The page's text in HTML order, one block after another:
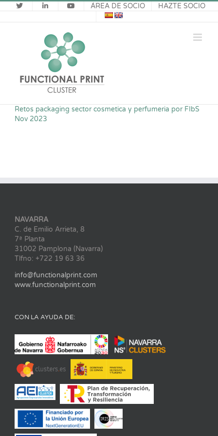
Saltar
al
contenido
ÁREA DE SOCIO HAZTE SOCIO
Retos packaging sector cosmetica y perfumeria por FIbS
Nov 2023
NAVARRA
C. de Emilio Arrieta, 8
7ª Planta
31002 Pamplona (Navarra)
Tlfno: +722 19 63 36
info@functionalprint.com
www.functionalprint.com
CON LA AYUDA DE: